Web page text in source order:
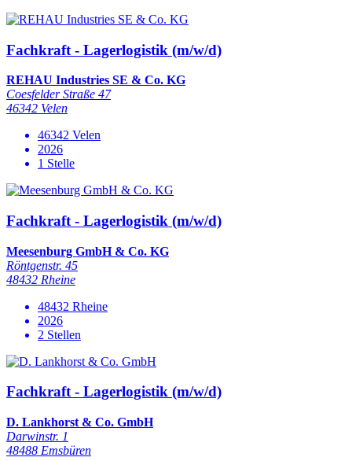
Fachkraft - Lagerlogistik (m/w/d)
REHAU Industries SE & Co. KG
Coesfelder Straße 47
46342 Velen
46342 Velen
2026
1 Stelle
Fachkraft - Lagerlogistik (m/w/d)
Meesenburg GmbH & Co. KG
Röntgenstr. 45
48432 Rheine
48432 Rheine
2026
2 Stellen
Fachkraft - Lagerlogistik (m/w/d)
D. Lankhorst & Co. GmbH
Darwinstr. 1
48488 Emsbüren